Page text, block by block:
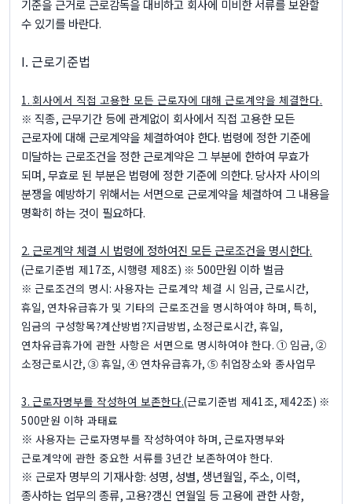
기준을 근거로 근로감독을 대비하고 회사에 미비한 서류를 보완할
수 있기를 바란다.
I.근로기준법
1.회사에서 직접 고용한 모든 근로자에 대해 근로계약을 체결한다.
※직종, 근무기간 등에 관계없이 회사에서 직접 고용한 모든
근로자에 대해 근로계약을 체결하여야 한다. 법령에 정한 기준에
미달하는 근로조건을 정한 근로계약은 그 부분에 한하여 무효가
되며,무효로 된 부분은 법령에 정한 기준에 의한다. 당사자 사이의
분쟁을 예방하기 위해서는 서면으로 근로계약을 체결하여 그 내용을
명확히 하는 것이 필요하다.
2. 근로계약 체결 시 법령에 정하여진 모든 근로조건을 명시한다.
(근로기준법 제17조,시행령 제8조) ※500만원 이하 벌금
※근로조건의 명시:사용자는 근로계약 체결 시 임금,근로시간,
휴일, 연차유급휴가 및 기타의 근로조건을 명시하여야 하며, 특히,
임금의 구성항목?계산방법?지급방법, 소정근로시간,휴일,
연차유급휴가에 관한 사항은 서면으로 명시하여야 한다. ① 임금, ②
소정근로시간, ③휴일, ④ 연차유급휴가, ⑤취업장소와 종사업무
3.근로자명부를 작성하여 보존한다.(근로기준법 제41 조,제42조) ※
500만원 이하 과태료
※사용자는 근로자명부를 작성하여야 하며,근로자명부와
근로계약에 관한 중요한 서류를 3년간 보존하여야 한다.
※ 근로자 명부의 기재사항: 성명, 성별,생년월일,주소, 이력,
종사하는 업무의 종류,고용?갱신 연월일 등 고용에 관한 사항,